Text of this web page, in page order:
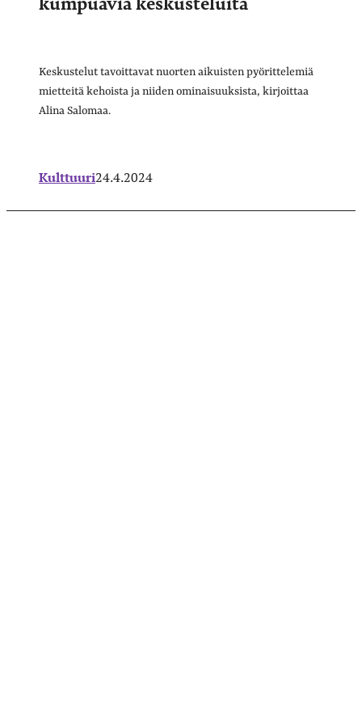
Keskustelut tavoittavat nuorten aikuisten pyörittelemiä
mietteitä kehoista ja niiden ominaisuuksista, kirjoittaa
Alina Salomaa.
Kulttuuri24.4.2024